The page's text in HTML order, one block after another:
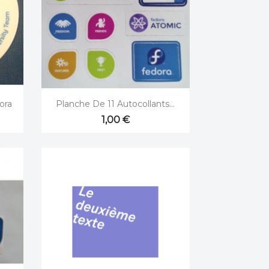
Aperçu rapide
Planche De 11 Autocollants...
1,00 €